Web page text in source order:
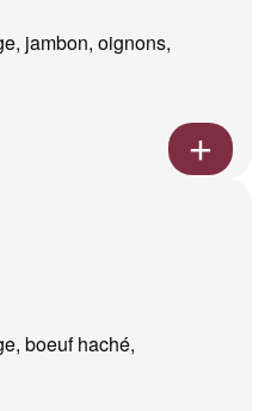
jambon, oignons,
boeuf haché,